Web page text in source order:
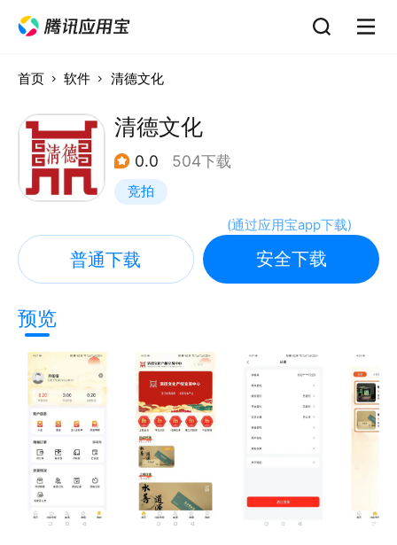
首页 软件 清德文化
清德文化
0.0 504下载
竞拍
(通过应用宝app下载)
普通下载 安全下载
预览